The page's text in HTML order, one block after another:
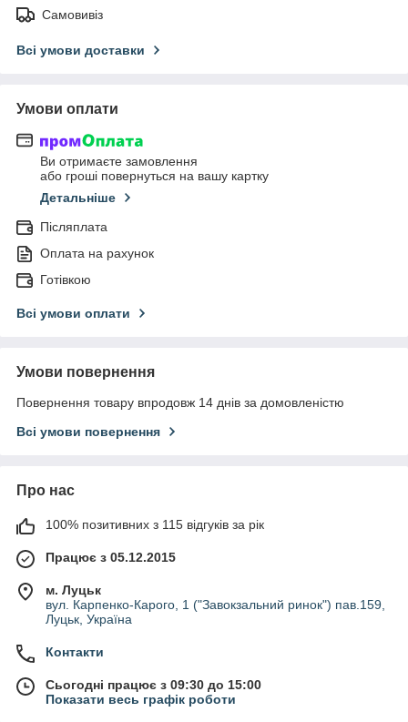
Самовивіз
Всі умови доставки
Умови оплати
Ви отримаєте замовлення
або гроші повернуться на вашу картку
Детальніше
Післяплата
Оплата на рахунок
Готівкою
Всі умови оплати
Умови повернення
Повернення товару впродовж 14 днів за домовленістю
Всі умови повернення
Про нас
100% позитивних з 115 відгуків за рік
Працює з 05.12.2015
м. Луцьк
вул. Карпенко-Карого, 1 ("Завокзальний ринок") пав.159,
Луцьк, Україна
Контакти
Сьогодні працює з 09:30 до 15:00
Показати весь графік роботи